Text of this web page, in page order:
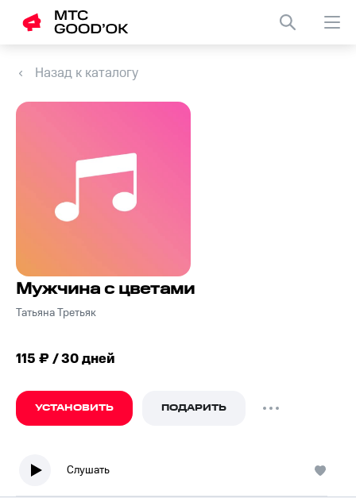
Назад к каталогу
Мужчина с цветами
Татьяна Третьяк
115 ₽ / 30 дней
УСТАНОВИТЬ ПОДАРИТЬ
Слушать